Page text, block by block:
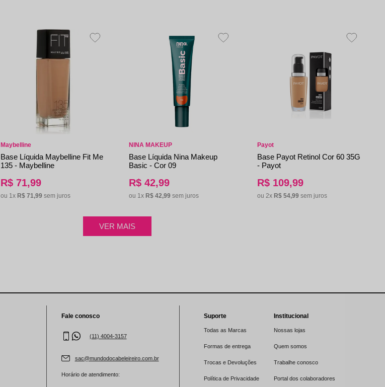
Maybelline
Base Líquida Maybelline Fit Me
135 - Maybelline
R$ 71,99
ou 1x R$ 71,99 sem juros
NINA MAKEUP
Base Líquida Nina Makeup
Basic - Cor 09
R$ 42,99
ou 1x R$ 42,99 sem juros
Payot
Base Payot Retinol Cor 60 35G
- Payot
R$ 109,99
ou 2x R$ 54,99 sem juros
Fale conosco
(11) 4004-3157
sac@mundodocabeleireiro.com.br
Horário de atendimento:
Suporte
Todas as Marcas
Formas de entrega
Trocas e Devoluções
Política de Privacidade
Institucional
Nossas lojas
Quem somos
Trabalhe conosco
Portal dos colaboradores